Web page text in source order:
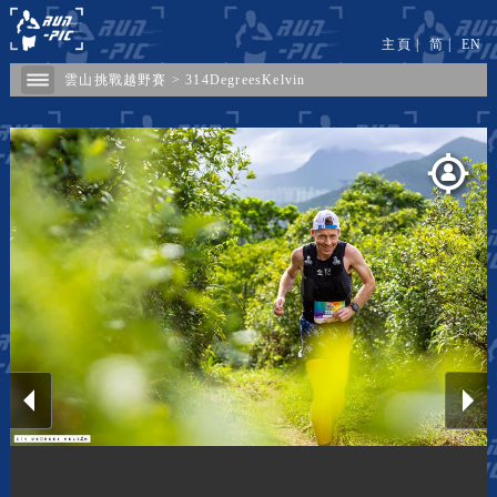
雲山挑戰越野賽 >314DegreesKelvin
主頁 | 简| EN